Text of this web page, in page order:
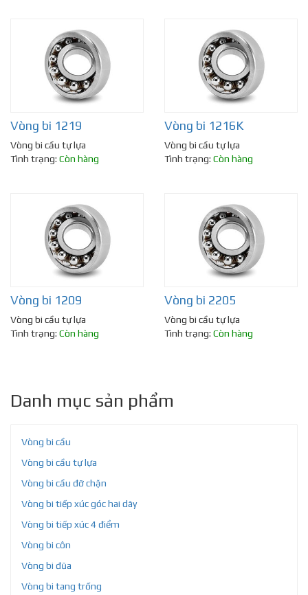
Vòng bi 1219
Vòng bi cầu tự lựa
Tình trạng: Còn hàng
Vòng bi 1216K
Vòng bi cầu tự lựa
Tình trạng: Còn hàng
Vòng bi 1209
Vòng bi cầu tự lựa
Tình trạng: Còn hàng
Vòng bi 2205
Vòng bi cầu tự lựa
Tình trạng: Còn hàng
Danh mục sản phẩm
Vòng bi cầu
Vòng bi cầu tự lựa
Vòng bi cầu đỡ chặn
Vòng bi tiếp xúc góc hai dãy
Vòng bi tiếp xúc 4 điểm
Vòng bi côn
Vòng bi đũa
Vòng bi tang trống